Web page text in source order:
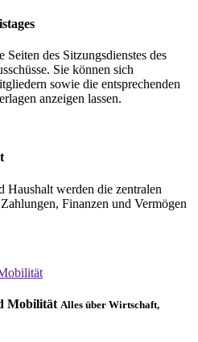
des Sitzungsdienstes des
Sie können sich
sowie die entsprechenden
anzeigen lassen.
Haushalt werden die zentralen
Finanzen und Vermögen
Mobilität Alles über Wirtschaft,